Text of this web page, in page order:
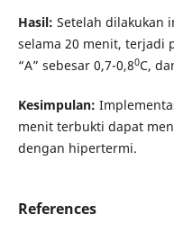
Hasil: Setelah dilakukan
selama 20 menit, terjadi
“A” sebesar 0,7-0,80C,
Kesimpulan:
menit terbukti dapat
dengan hipertermi.
References